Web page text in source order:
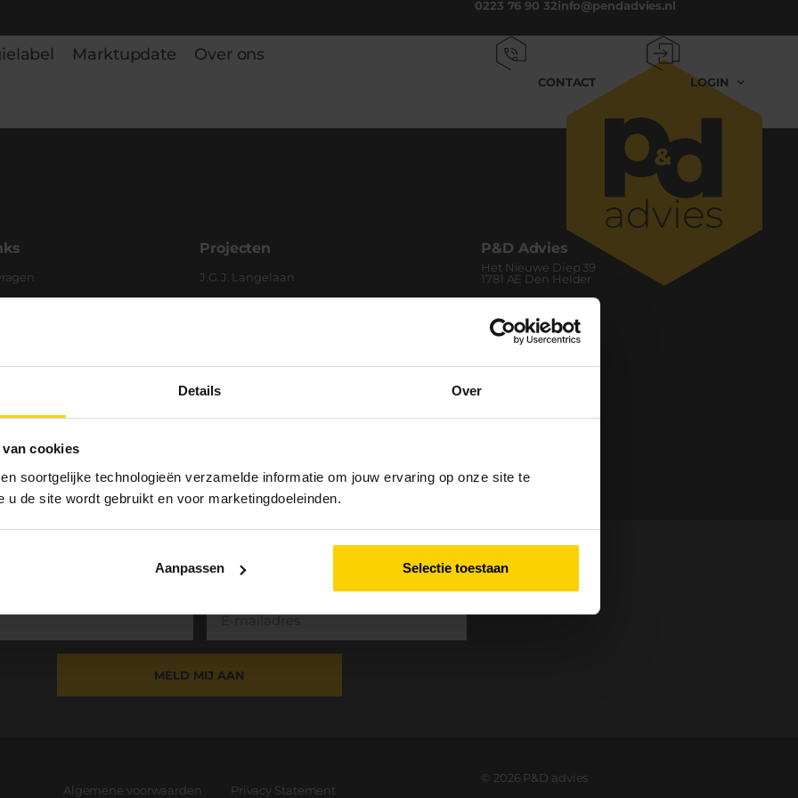
Details Over
cookies
soortgelijke technologieën verzamelde informatie om jouw ervaring op onze site te
u de site wordt gebruikt en voor marketingdoeleinden.
Aanpassen Selectie toestaan
0223 76 90 32info@pendadvies.nl
Marktupdate Over ons
CONTACT LOGIN
Projecten
J.G.J. Langelaan
Koepel Haarlem
P&D Advies
Het Nieuwe Diep 39
1781 AE Den Helder
0223 76 90 32
info@pendadvies.nl
Aanmelden nieuwsbrief
MELD MIJ AAN
Algemene voorwaarden Privacy Statement
© 2026 P&D advies